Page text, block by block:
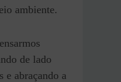
ambiente.
de lado
e abraçando a